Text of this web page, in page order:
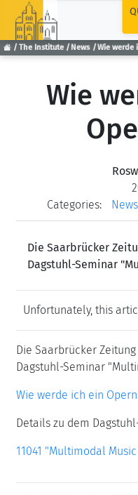
The Institute News
Wie
Categories:
News
Die Saarbrücker
Dagstuhl-Seminar
Unfortunately, this
Die Saarbrücker
Dagstuhl-Seminar
Wie werde ich ein
Details zu dem
11041 "Multimodal